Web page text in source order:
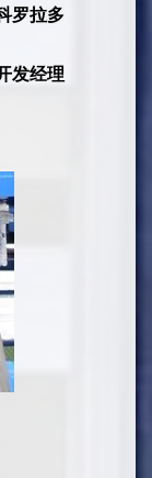
州、俄
拉多